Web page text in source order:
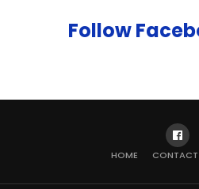
Follow
HOME CONTACT